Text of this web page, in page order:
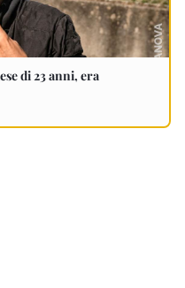
di 23 anni, era